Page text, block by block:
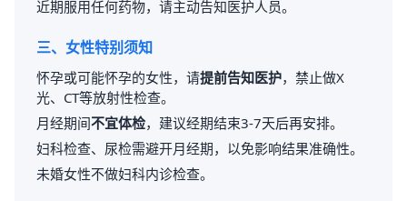
近期服用任何药物，请主动告知医护人员。
三、女性特别须知
怀孕或可能怀孕的女性，请提前告知医护，禁止做X
光、CT等放射性检查。
月经期间不宜体检，建议经期结束3-7天后再安排。
妇科检查、尿检需避开月经期，以免影响结果准确性。
未婚女性不做妇科内诊检查。